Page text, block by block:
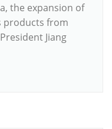
the expansion of
products from
Jiang